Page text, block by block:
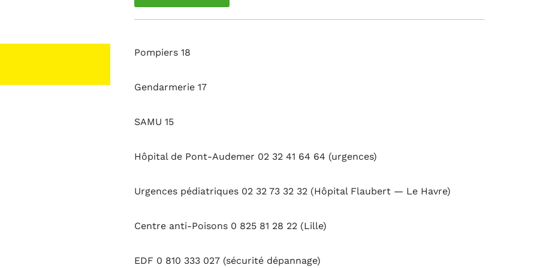
Pompiers 18
Gendarmerie 17
SAMU 15
Hôpital de Pont-Audemer 02 32 41 64 64 (urgences)
Urgences pédiatriques 02 32 73 32 32 (Hôpital Flaubert — Le Havre)
Centre anti-Poisons 0 825 81 28 22 (Lille)
EDF 0 810 333 027 (sécurité dépannage)